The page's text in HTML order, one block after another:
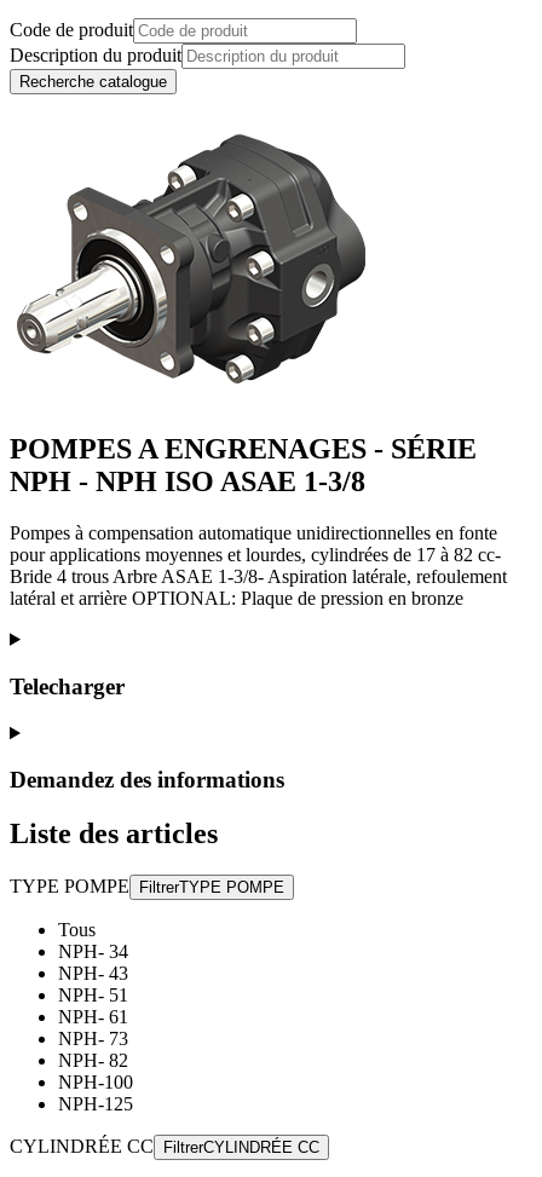
Code de produit
Description du produit
Recherche catalogue
POMPES A ENGRENAGES - SÉRIE
NPH - NPH ISO ASAE 1-3/8
Pompes à compensation automatique unidirectionnelles en fonte
pour applications moyennes et lourdes, cylindrées de 17 à 82 cc-
Bride 4 trous Arbre ASAE 1-3/8- Aspiration latérale, refoulement
latéral et arrière OPTIONAL: Plaque de pression en bronze
Telecharger
Demandez des informations
Liste des articles
TYPE POMPE FiltrerTYPE POMPE
Tous
NPH- 34
NPH- 43
NPH- 51
NPH- 61
NPH- 73
NPH- 82
NPH-100
NPH-125
CYLINDRÉE CC FiltrerCYLINDRÉE CC